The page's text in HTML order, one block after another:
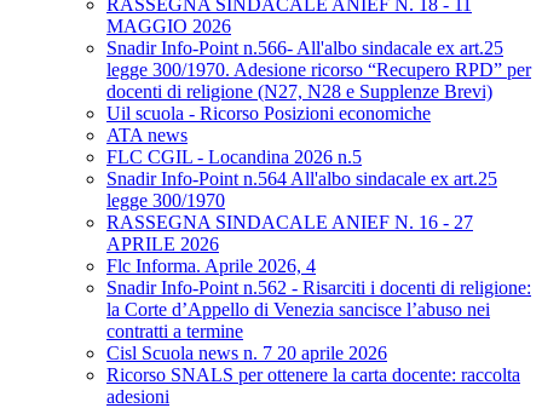
RASSEGNA SINDACALE ANIEF N. 18 - 11
MAGGIO 2026
Snadir Info-Point n.566- All'albo sindacale ex art.25
legge 300/1970. Adesione ricorso “Recupero RPD” per
docenti di religione (N27, N28 e Supplenze Brevi)
Uil scuola - Ricorso Posizioni economiche
ATA news
FLC CGIL - Locandina 2026 n.5
Snadir Info-Point n.564 All'albo sindacale ex art.25
legge 300/1970
RASSEGNA SINDACALE ANIEF N. 16 - 27
APRILE 2026
Flc Informa. Aprile 2026, 4
Snadir Info-Point n.562 - Risarciti i docenti di religione:
la Corte d’Appello di Venezia sancisce l’abuso nei
contratti a termine
Cisl Scuola news n. 7 20 aprile 2026
Ricorso SNALS per ottenere la carta docente: raccolta
adesioni